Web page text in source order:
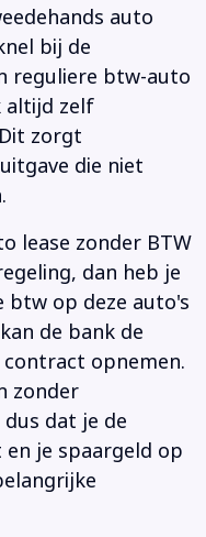
auto
bij de
reguliere btw-auto
altijd zelf
zorgt
die niet
lease zonder BTW
dan heb je
op deze auto's
de bank de
opnemen.
zonder
dat je de
je spaargeld op